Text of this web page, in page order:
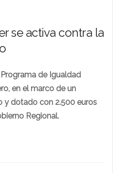
se activa contra la
de Igualdad
en el marco de un
y dotado con 2.500 euros
Regional.